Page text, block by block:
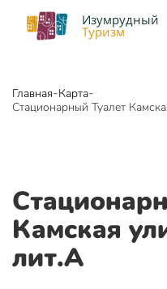
Изумрудный
Туризм
Главная-Карта-
Стационарный Туалет
Камская
лит.А